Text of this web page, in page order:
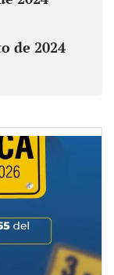
de 2024